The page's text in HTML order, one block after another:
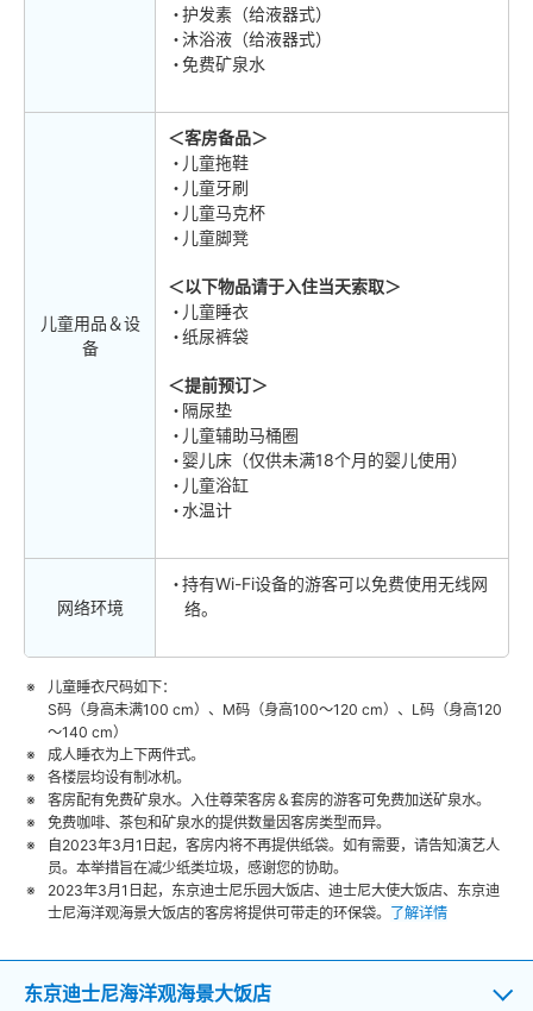
护发素（给液器式）
沐浴液（给液器式）
免费矿泉水
儿童用品＆设
备
＜客房备品＞
儿童拖鞋
儿童牙刷
儿童马克杯
儿童脚凳
＜以下物品请于入住当天索取＞
儿童睡衣
纸尿裤袋
＜提前预订＞
隔尿垫
儿童辅助马桶圈
婴儿床（仅供未满18个月的婴儿使用）
儿童浴缸
水温计
网络环境
持有Wi-Fi设备的游客可以免费使用无线网
络。
儿童睡衣尺码如下：
S码（身高未满100 cm）、M码（身高100～120 cm）、L码（身高120
～140 cm）
成人睡衣为上下两件式。
各楼层均设有制冰机。
客房配有免费矿泉水。入住尊荣客房＆套房的游客可免费加送矿泉水。
免费咖啡、茶包和矿泉水的提供数量因客房类型而异。
自2023年3月1日起，客房内将不再提供纸袋。如有需要，请告知演艺人
员。本举措旨在减少纸类垃圾，感谢您的协助。
2023年3月1日起，东京迪士尼乐园大饭店、迪士尼大使大饭店、东京迪
士尼海洋观海景大饭店的客房将提供可带走的环保袋。 了解详情
东京迪士尼海洋观海景大饭店